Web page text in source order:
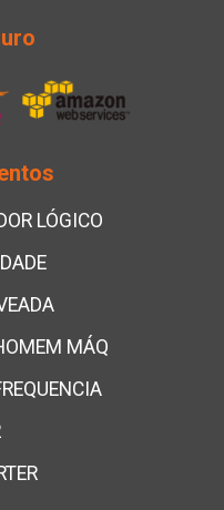
LÓGICO
MÁQ